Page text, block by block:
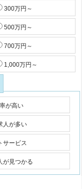
300万円～
500万円～
700万円～
1,000万円～
が高い
人が多い
サービス
が見つかる